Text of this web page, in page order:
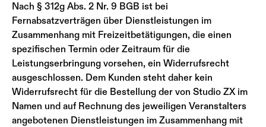
Nach § 312g Abs. 2 Nr. 9 BGB ist bei
Fernabsatzverträgen über Dienstleistungen im
Zusammenhang mit Freizeitbetätigungen, die einen
spezifischen Termin oder Zeitraum für die
Leistungserbringung vorsehen, ein Widerrufsrecht
ausgeschlossen. Dem Kunden steht daher kein
Widerrufsrecht für die Bestellung der von Studio ZX im
Namen und auf Rechnung des jeweiligen Veranstalters
angebotenen Dienstleistungen im Zusammenhang mit